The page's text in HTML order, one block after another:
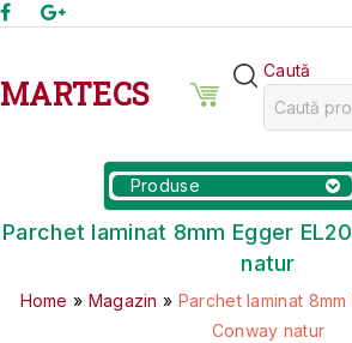
MARTECS
Caută
Produse
Parchet laminat 8mm Egger
natur
Home » Magazin » Parchet laminat
Conway natur